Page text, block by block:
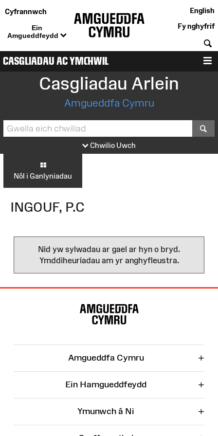
Cyfrannwch
Ein
Amgueddfeydd
English
Fy nghyfrif
CASGLIADAU AC YMCHWIL
Casgliadau Arlein
Amgueddfa Cymru
Chwilio Uwch
Nôl i Ganlyniadau
INGOUF, P.C
Nid yw sylwadau ar gael ar hyn o bryd.
Ymddiheuriadau am yr anghyfleustra.
Amgueddfa Cymru +
Ein Hamgueddfeydd +
Ymunwch â Ni +